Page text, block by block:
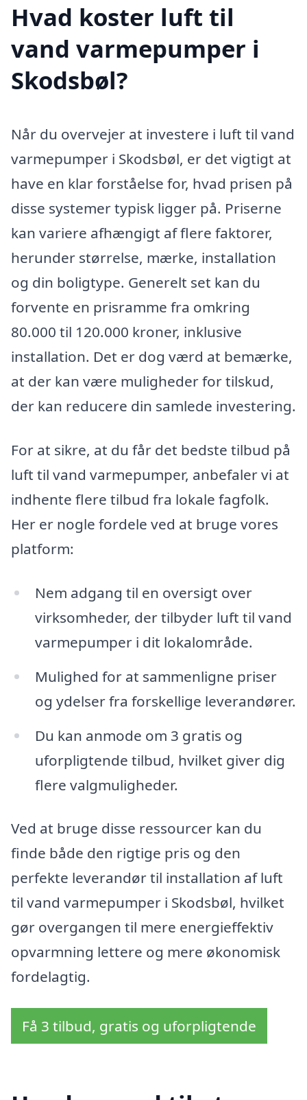
Hvad koster luft til
vand varmepumper i
Skodsbøl?
Når du overvejer at investere i luft til vand
varmepumper i Skodsbøl, er det vigtigt at
have en klar forståelse for, hvad prisen på
disse systemer typisk ligger på. Priserne
kan variere afhængigt af flere faktorer,
herunder størrelse, mærke, installation
og din boligtype. Generelt set kan du
forvente en prisramme fra omkring
80.000 til 120.000 kroner, inklusive
installation. Det er dog værd at bemærke,
at der kan være muligheder for tilskud,
der kan reducere din samlede investering.
For at sikre, at du får det bedste tilbud på
luft til vand varmepumper, anbefaler vi at
indhente flere tilbud fra lokale fagfolk.
Her er nogle fordele ved at bruge vores
platform:
Nem adgang til en oversigt over
virksomheder, der tilbyder luft til vand
varmepumper i dit lokalområde.
Mulighed for at sammenligne priser
og ydelser fra forskellige leverandører.
Du kan anmode om 3 gratis og
uforpligtende tilbud, hvilket giver dig
flere valgmuligheder.
Ved at bruge disse ressourcer kan du
finde både den rigtige pris og den
perfekte leverandør til installation af luft
til vand varmepumper i Skodsbøl, hvilket
gør overgangen til mere energieffektiv
opvarmning lettere og mere økonomisk
fordelagtig.
Få 3 tilbud, gratis og uforpligtende